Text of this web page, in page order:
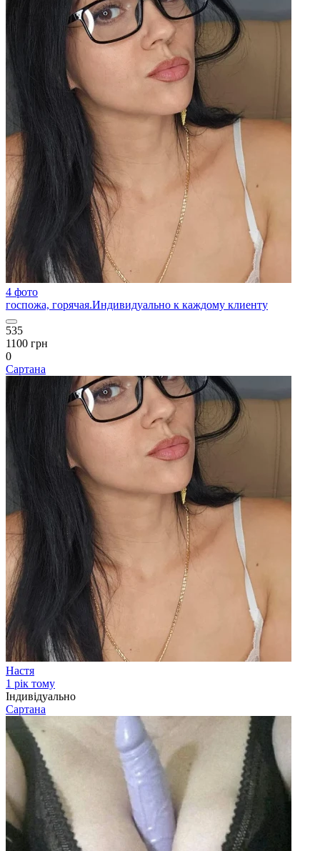
4 фото
госпожа, горячая.Индивидуально к каждому клиенту
535
1100 грн
0
Сартана
Настя
1 рік тому
Індивідуально
Сартана